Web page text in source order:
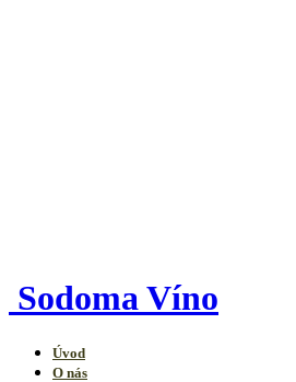
Sodoma Víno
Úvod
O nás